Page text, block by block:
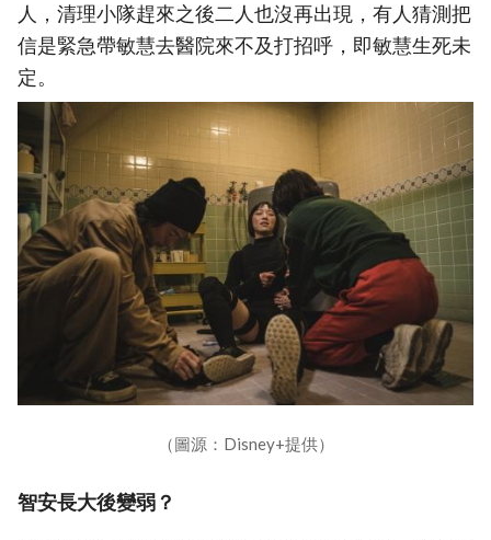
人，清理小隊趕來之後二人也沒再出現，有人猜測把
信是緊急帶敏慧去醫院來不及打招呼，即敏慧生死未
定。
（圖源：Disney+提供）
智安長大後變弱？